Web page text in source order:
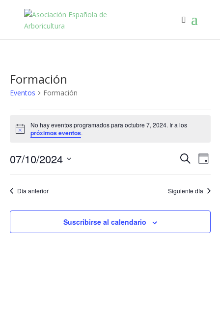
Formación
Eventos Formación
Eventos
en
octubre
7,
2024
Aviso
No hay eventos programados para octubre 7, 2024. Ir a los
próximos eventos.
de
y
vistas
Buscar
de
de
Día
07/10/2024
fecha.
Día anterior Siguiente día
Suscribirse al calendario